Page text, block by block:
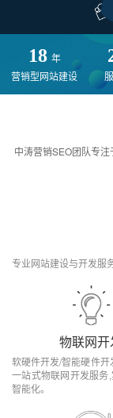
18 年
营销型网站建设
中涛营销SEO团队专
专业网站建设与开发服
物联网开
软硬件开发/智能硬件开
一站式物联网开发服务
智能化。